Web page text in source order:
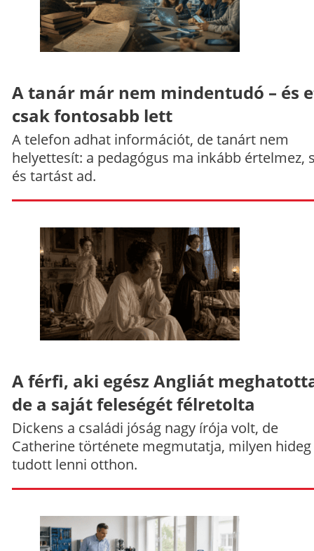
A tanár már nem mindentudó – és
csak fontosabb lett
A telefon adhat információt, de tanárt nem
helyettesít: a pedagógus ma inkább értelmez,
és tartást ad.
A férfi, aki egész Angliát
de a saját feleségét félretolta
Dickens a családi jóság nagy írója volt, de
Catherine története megmutatja, milyen hideg
tudott lenni otthon.